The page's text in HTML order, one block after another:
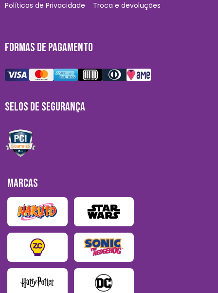
Políticas de Privacidade Troca e devoluções
FORMAS DE PAGAMENTO
SELOS DE SEGURANÇA
MARCAS